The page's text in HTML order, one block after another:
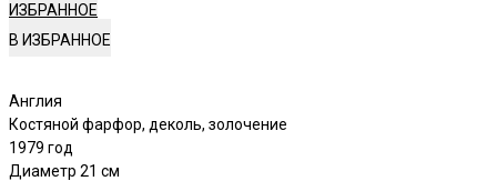
ИЗБРАННОЕ
Англия
Костяной фарфор, деколь, золочение
1979 год
Диаметр 21 см